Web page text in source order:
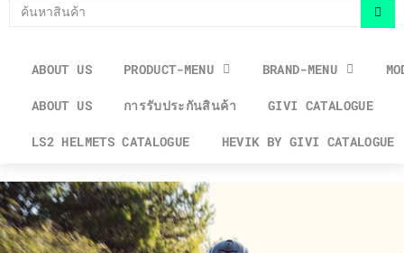
ABOUT US PRODUCT-MENU BRAND-MENU
ABOUT US การรับประกันสินค้า GIVI CATALOGUE
LS2 HELMETS CATALOGUE HEVIK BY GIVI CATALOGUE